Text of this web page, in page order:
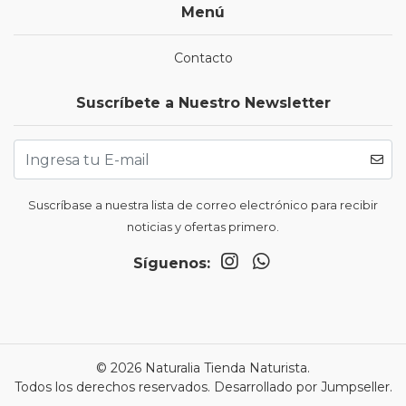
Menú
Contacto
Suscríbete a Nuestro Newsletter
Suscríbase a nuestra lista de correo electrónico para recibir
noticias y ofertas primero.
Síguenos:
© 2026 Naturalia Tienda Naturista.
Todos los derechos reservados. Desarrollado por Jumpseller.